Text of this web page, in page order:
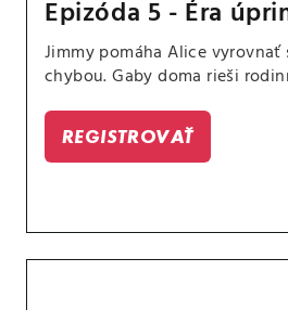
Epizóda 5 - Éra
Jimmy pomáha Alice vyrovnať
chybou. Gaby doma rieši
REGISTROVAŤ